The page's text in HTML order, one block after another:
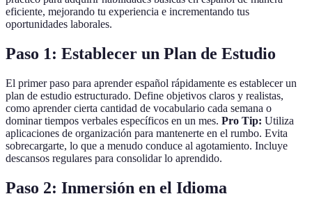
eficiente, mejorando tu experiencia e incrementando tus
oportunidades laborales.
Paso 1: Establecer un Plan de Estudio
El primer paso para aprender español rápidamente es establecer un
plan de estudio estructurado. Define objetivos claros y realistas,
como aprender cierta cantidad de vocabulario cada semana o
dominar tiempos verbales específicos en un mes. Pro Tip: Utiliza
aplicaciones de organización para mantenerte en el rumbo. Evita
sobrecargarte, lo que a menudo conduce al agotamiento. Incluye
descansos regulares para consolidar lo aprendido.
Paso 2: Inmersión en el Idioma